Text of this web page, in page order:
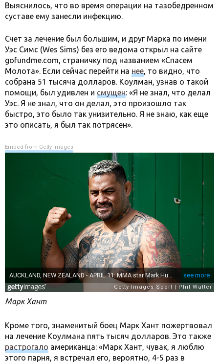
Выяснилось, что во время операции на тазобедренном
суставе ему занесли инфекцию.
Счет за лечение был большим, и друг Марка по имени
Уэс Симс (Wes Sims) без его ведома открыл на сайте
gofundme.com, страничку под названием «Спасем
Молота». Если сейчас перейти на нее, то видно, что
собрана 51 тысяча долларов. Коулман, узнав о такой
помощи, был удивлен и смущен: «Я не знал, что делал
Уэс. Я не знал, что он делал, это произошло так
быстро, это было так унизительно. Я не знаю, как еще
это описать, я был так потрясен».
Embed from Getty Images
Марк Хант
Кроме того, знаменитый боец Марк Хант пожертвовал
на лечение Коулмана пять тысяч долларов. Это также
растрогало американца: «Марк Хант, чувак, я люблю
этого парня, я встречал его, вероятно, 4-5 раз в